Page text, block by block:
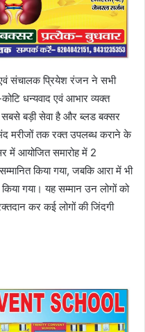
संचालक प्रियेश रंजन ने सभी
धन्यवाद एवं आभार व्यक्त
सबसे बड़ी सेवा है और ब्लड बक्सर
मरीजों तक रक्त उपलब्ध कराने के
में आयोजित समारोह में 2
किया गया, जबकि आरा में भी
गया। यह सम्मान उन लोगों को
कर कई लोगों की जिंदगी